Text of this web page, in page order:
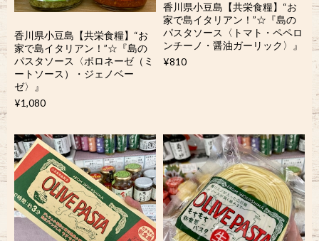
香川県小豆島【共栄食糧】“お
家で島イタリアン！”☆『島の
パスタソース〈ボロネーゼ（ミ
ートソース）・ジェノベー
ゼ〉』
¥1,080
香川県小豆島【共栄食糧】“お
家で島イタリアン！”☆『島の
パスタソース〈トマト・ペペロ
ンチーノ・醤油ガーリック〉』
¥810